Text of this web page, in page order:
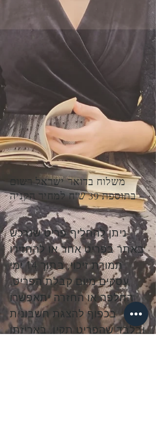
משלוח בדואר ישראל רשום
בתוספת 39 ש"ח למחיר הקניה –
ניתן להחליף פריט שנרכש
באתר בפריט אחר או להחזירו
תמורת זיכוי, בתוך 14 ימי
עסקים מיום קבלת הפריט.
החלפה או החזרה יתאפשרו
בכפוף להצגת חשבונית
ובלבד שהפריט תקין, באריזתו